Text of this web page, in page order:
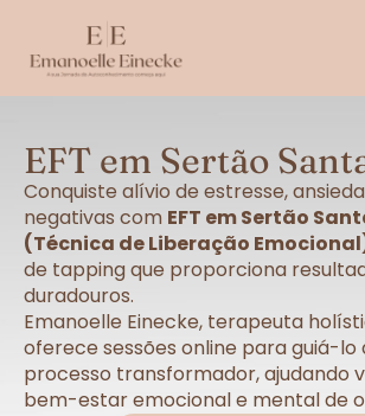
EFT em Sertão
Conquiste alívio de estresse,
negativas com EFT em Sertão
(Técnica de Liberação
de tapping que proporciona
duradouros.
Emanoelle Einecke, terapeuta
oferece sessões online para guiá-
processo transformador, ajudando
bem-estar emocional e mental de